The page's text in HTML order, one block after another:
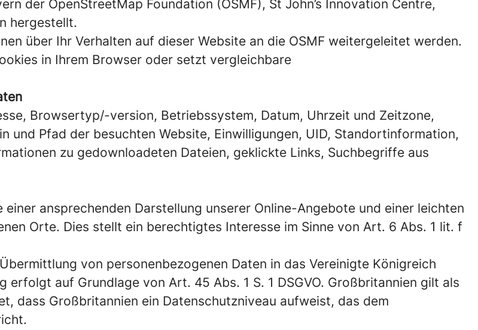
der OpenStreetMap Foundation (OSMF), St John’s Innovation Centre,
hergestellt.
über Ihr Verhalten auf dieser Website an die OSMF weitergeleitet werden.
in Ihrem Browser oder setzt vergleichbare
Browsertyp/-version, Betriebssystem, Datum, Uhrzeit und Zeitzone,
und Pfad der besuchten Website, Einwilligungen, UID, Standortinformation,
zu gedownloadeten Dateien, geklickte Links, Suchbegriffe aus
ansprechenden Darstellung unserer Online-Angebote und einer leichten
Orte. Dies stellt ein berechtigtes Interesse im Sinne von Art. 6 Abs. 1 lit. f
von personenbezogenen Daten in das Vereinigte Königreich
auf Grundlage von Art. 45 Abs. 1 S. 1 DSGVO. Großbritannien gilt als
dass Großbritannien ein Datenschutzniveau aufweist, das dem